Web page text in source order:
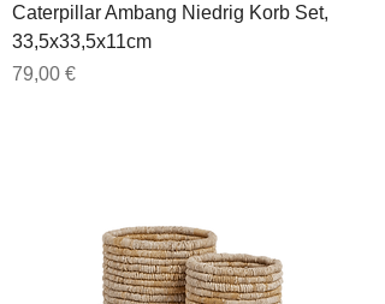
Caterpillar Ambang Niedrig Korb Set,
33,5x33,5x11cm
Preis
79,00 €